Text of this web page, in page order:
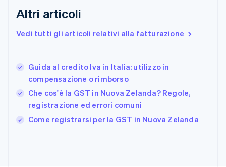
Altri articoli
Vedi tutti gli articoli relativi alla fatturazione
Guida al credito Iva in Italia: utilizzo in
compensazione o rimborso
Che cos'è la GST in Nuova Zelanda? Regole,
registrazione ed errori comuni
Come registrarsi per la GST in Nuova Zelanda
English
Finlandia
Germania
DeutschEnglish
Giappone
日本語English
Gibilterra
English